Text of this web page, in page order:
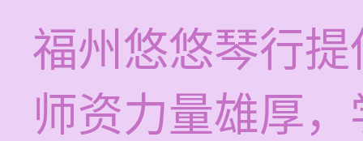
福州悠悠琴行
师资力量雄厚